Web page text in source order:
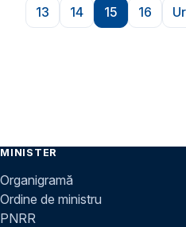
Pagina
13
Pagina
14
Pagina
15
Pagina
16
MINISTER
Organigramă
Ordine de ministru
PNRR